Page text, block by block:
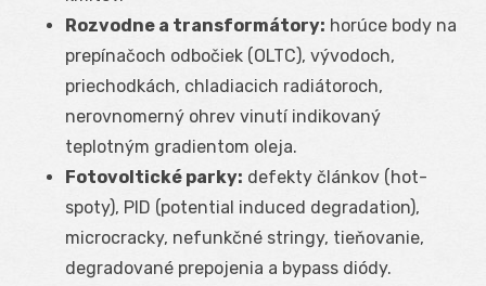
Rozvodne a transformátory: horúce body na
prepínačoch odbočiek (OLTC), vývodoch,
priechodkách, chladiacich radiátoroch,
nerovnomerný ohrev vinutí indikovaný
teplotným gradientom oleja.
Fotovoltické parky: defekty článkov (hot-
spoty), PID (potential induced degradation),
microcracky, nefunkčné stringy, tieňovanie,
degradované prepojenia a bypass diódy.